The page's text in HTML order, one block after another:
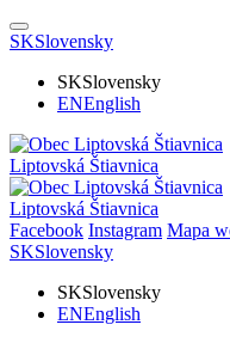
SKSlovensky
SKSlovensky
ENEnglish
Liptovská Štiavnica
Liptovská Štiavnica
Facebook Instagram Mapa
SKSlovensky
SKSlovensky
ENEnglish